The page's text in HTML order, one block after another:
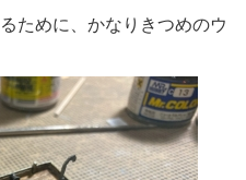
ために、かなりきつめのウ